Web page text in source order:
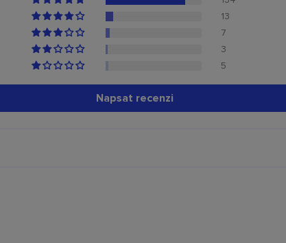
13
7
3
5
Napsat recenzi